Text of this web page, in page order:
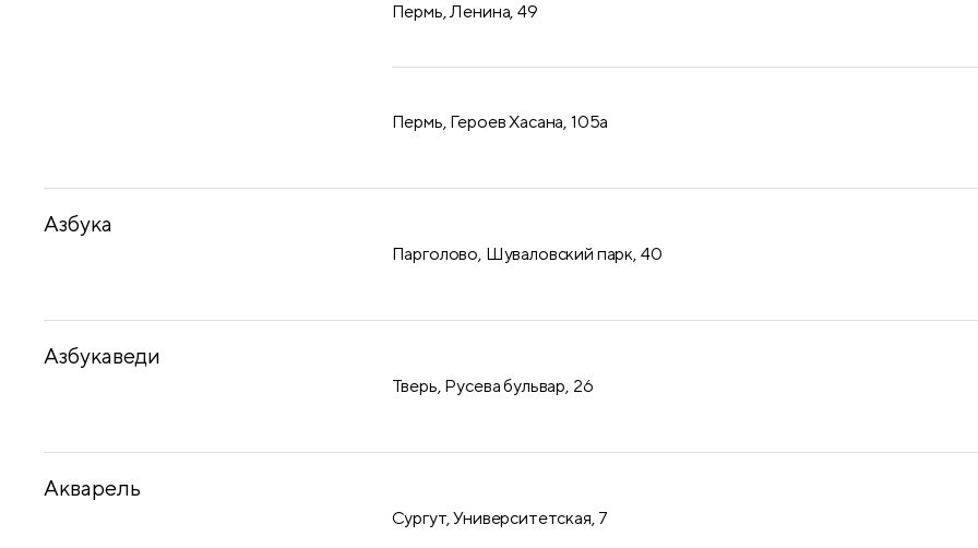
Пермь, Ленина, 49
Пермь, Героев Хасана, 105а
Азбука
Парголово, Шуваловский парк, 40
Азбукаведи
Тверь, Русева бульвар, 26
Акварель
Сургут, Университетская, 7